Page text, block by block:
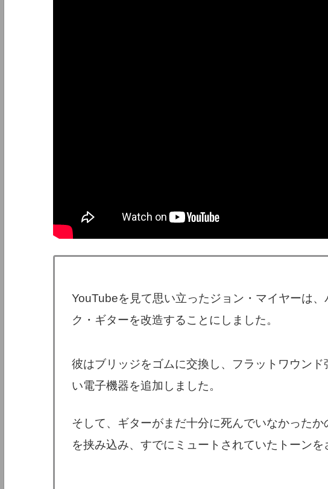
YouTubeを見て思い立ったジョン・マイヤーは
ク・ギターを改造することにしました。
彼はブリッジをゴムに交換し、フラットワウン
い電子機器を追加しました。
そして、ギターがまだ十分に死んでいなかった
を挟み込み、すでにミュートされていたトーンを